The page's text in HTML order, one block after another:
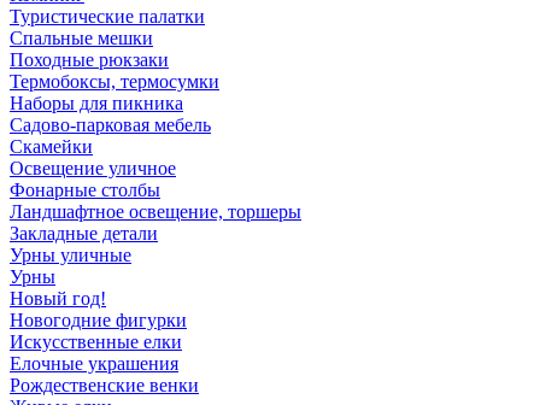
Туристические палатки
Спальные мешки
Походные рюкзаки
Термобоксы, термосумки
Наборы для пикника
Садово-парковая мебель
Скамейки
Освещение уличное
Фонарные столбы
Ландшафтное освещение, торшеры
Закладные детали
Урны уличные
Урны
Новый год!
Новогодние фигурки
Искусственные елки
Елочные украшения
Рождественские венки